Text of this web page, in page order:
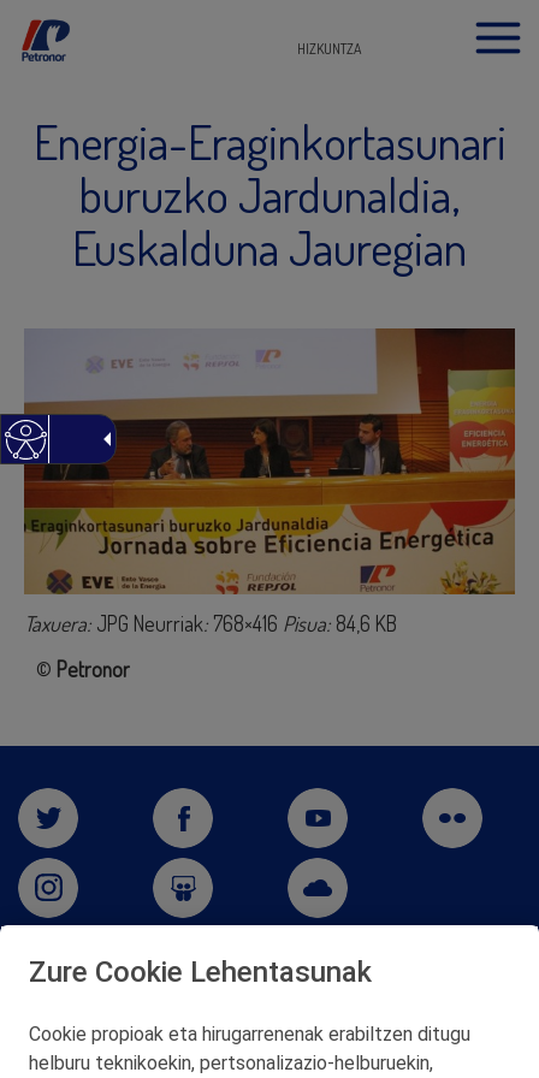
HIZKUNTZA
Energia-Eraginkortasunari
buruzko Jardunaldia,
Euskalduna Jauregian
Taxuera: JPG Neurriak: 768×416 Pisua: 84,6 KB
© Petronor
Telf. 946 357 000
© 2026 Petronor S.A.
Zure Cookie Lehentasunak
Cookie propioak eta hirugarrenenak erabiltzen ditugu
helburu teknikoekin, pertsonalizazio‑helburuekin,